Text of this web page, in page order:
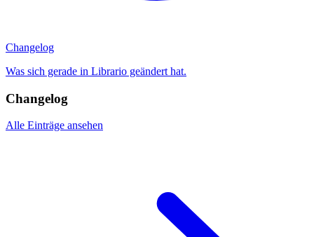
Changelog
Was sich gerade in Librario geändert hat.
Changelog
Alle Einträge ansehen